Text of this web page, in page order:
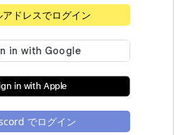
アドレスでログイン
in with Apple
でログイン